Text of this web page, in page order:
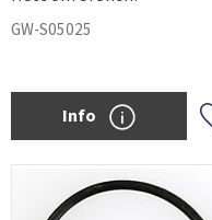
GW-S05025
Info